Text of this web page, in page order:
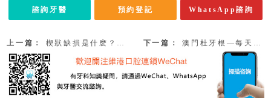
諮詢牙醫 預約登記 WhatsApp諮詢
上一篇： 楔狀缺損是什麽？刷牙方法不對會導緻楔狀缺損嗎？ 下一篇： 澳門杜牙根—每天堅持刷牙為什麼還會有齲齒呢？